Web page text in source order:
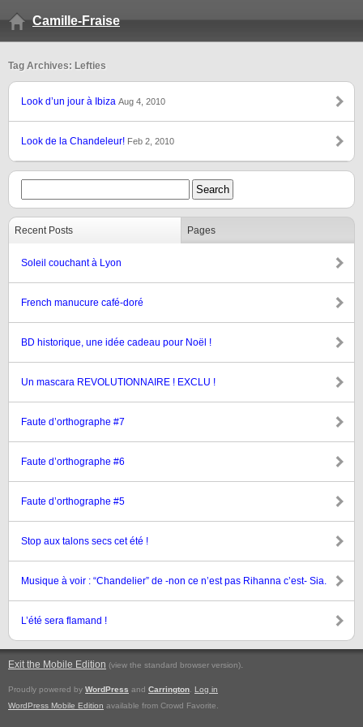
Camille-Fraise
Tag Archives: Lefties
Look d’un jour à Ibiza Aug 4, 2010
Look de la Chandeleur! Feb 2, 2010
Recent Posts Pages
Soleil couchant à Lyon
French manucure café-doré
BD historique, une idée cadeau pour Noël !
Un mascara REVOLUTIONNAIRE ! EXCLU !
Faute d’orthographe #7
Faute d’orthographe #6
Faute d’orthographe #5
Stop aux talons secs cet été !
Musique à voir : “Chandelier” de -non ce n’est pas Rihanna c’est- Sia.
L’été sera flamand !
Exit the Mobile Edition (view the standard browser version).
Proudly powered by WordPress and Carrington
Log in
WordPress Mobile Edition available from Crowd Favorite.